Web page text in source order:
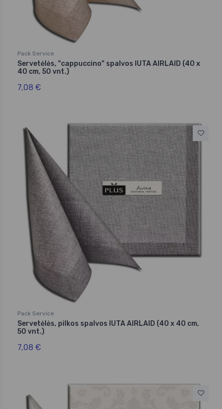
Pack Service
Servetėlės, "cappuccino" spalvos IUTA AIRLAID (40 x
40 cm, 50 vnt.)
7,08 €
Pack Service
Servetėlės, pilkos spalvos IUTA AIRLAID (40 x 40 cm,
50 vnt.)
7,08 €